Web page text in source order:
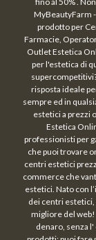
MyBeautyFarm
prodotto per
Farmacie,
Outlet Estetica
per l'estetica di
risposta ideale
sempre ed in
estetici a prezzi
Estetica
professionisti per
che puoi trovare
centri estetici
commerce che
estetici. Nato con
dei centri estetici,
migliore del
denaro, senza